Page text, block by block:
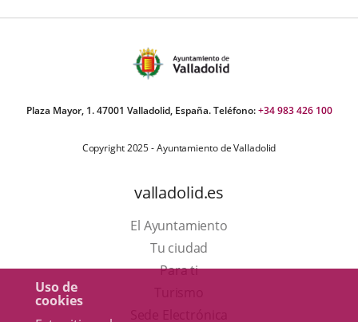
Uso de
cookies
aplicación
Plaza Mayor, 1. 47001 Valladolid, España. Teléfono:+34 983 426 100
Copyright 2025 - Ayuntamiento de Valladolid
valladolid.es
El Ayuntamiento
Tu ciudad
Para ti